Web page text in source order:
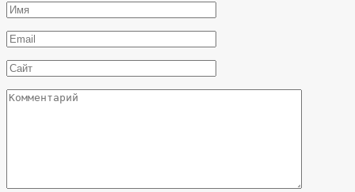
Имя
*
Email
*
Сайт
Комментарий